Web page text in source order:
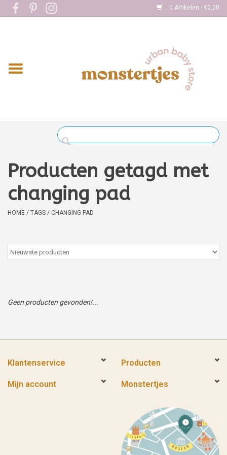
0 Artikelen - €0,00
Home
Kleding
Verzorging
Boekjes
kaartjes
Sales
Merken
Producten getagd met
changing pad
HOME / TAGS / CHANGING PAD
Geen producten gevonden!...
Klantenservice Producten
Mijn account Monstertjes